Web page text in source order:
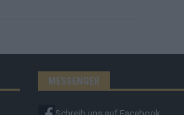
MESSENGER